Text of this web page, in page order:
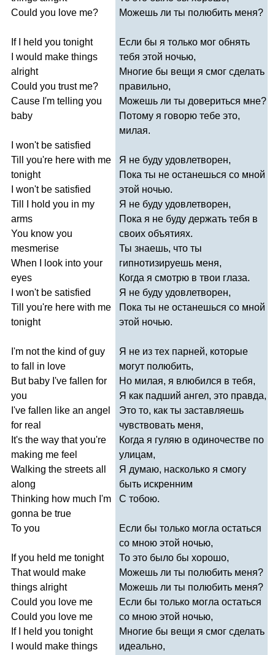
Could you love me?
If held you tonight
would make things
alright
Could you trust me?
Cause I'm telling you
baby
won't be satisfied
Till
you're here with me
tonight
won't be satisfied
Till
hold you in my
arms
You know you
mesmerise
When
look into your
eyes
won't be satisfied
Till
you're here with me
tonight
I'm not the kind of guy
to fall in love
But baby I've fallen for
you
I've fallen like an angel
for real
It's the way that you're
making me feel
Walking the streets all
along
Thinking how much I'm
gonna be true
To you
If you held me tonight
That would make
things alright
Could you love me
Could you love me
If
held you tonight
would make things
Можешь ли ты полюбить меня?
Если бы я только мог обнять
тебя этой ночью,
Многие бы вещи я смог сделать
правильно,
Можешь ли ты довериться мне?
Потому я говорю тебе это,
милая.
Я не буду удовлетворен,
Пока ты не останешься со мной
этой ночью.
Я не буду удовлетворен,
Пока я не буду держать тебя в
своих объятиях.
Ты знаешь, что ты
гипнотизируешь меня,
Когда я смотрю в твои глаза.
Я не буду удовлетворен,
Пока ты не останешься со мной
этой ночью.
Я не из тех парней, которые
могут полюбить,
Но милая, я влюбился в тебя,
Я как падший ангел, это правда,
Это то, как ты заставляешь
чувствовать меня,
Когда я гуляю в одиночестве по
улицам,
Я думаю, насколько я смогу
быть искренним
С тобою.
Если бы только могла остаться
со мною этой ночью,
То это было бы хорошо,
Можешь ли ты полюбить меня?
Можешь ли ты полюбить меня?
Если бы только могла остаться
со мною этой ночью,
Многие бы вещи я смог сделать
идеально,